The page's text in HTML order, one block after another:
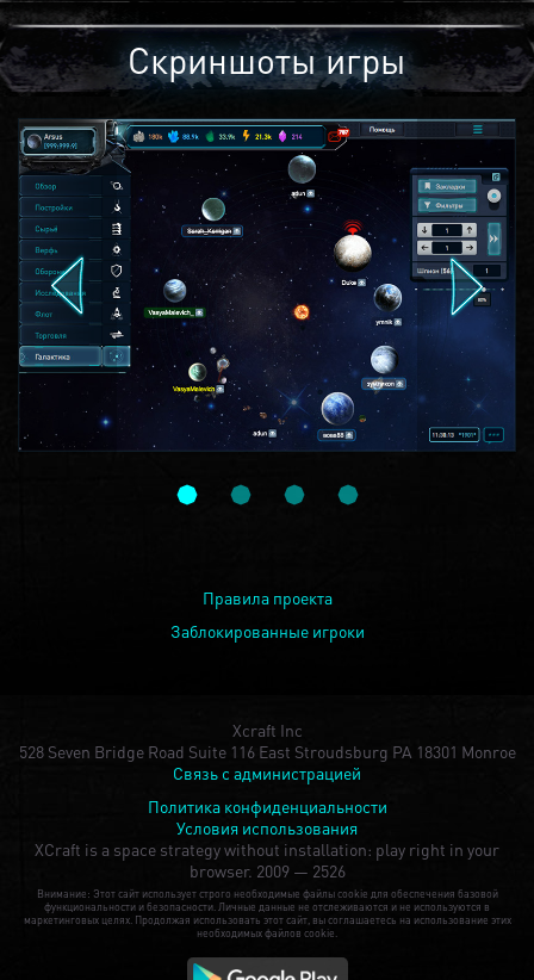
Скриншоты игры
Правила проекта
Заблокированные игроки
Xcraft Inc
528 Seven Bridge Road Suite 116 East Stroudsburg PA 18301 Monroe
Связь с администрацией
Политика конфиденциальности
Условия использования
XCraft is a space strategy without installation: play right in your
browser. 2009 — 2526
Внимание: Этот сайт использует строго необходимые файлы cookie для обеспечения базовой
функциональности и безопасности. Личные данные не отслеживаются и не используются в
маркетинговых целях. Продолжая использовать этот сайт, вы соглашаетесь на использование этих
необходимых файлов cookie.